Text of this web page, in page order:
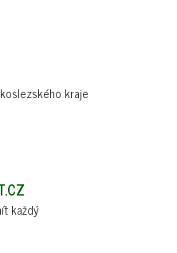
kraje
každý